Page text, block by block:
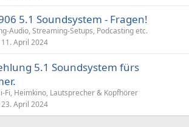
5.1 Soundsystem - Fragen!
Audio, Streaming-Setups, Podcasting etc.
11. April 2024
5.1 Soundsystem fürs
Fi, Heimkino, Lautsprecher & Kopfhörer
23. April 2024